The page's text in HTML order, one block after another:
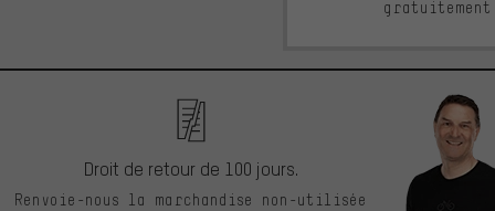
Droit de retour de 100 jours.
Renvoie-nous la marchandise non-utilisée